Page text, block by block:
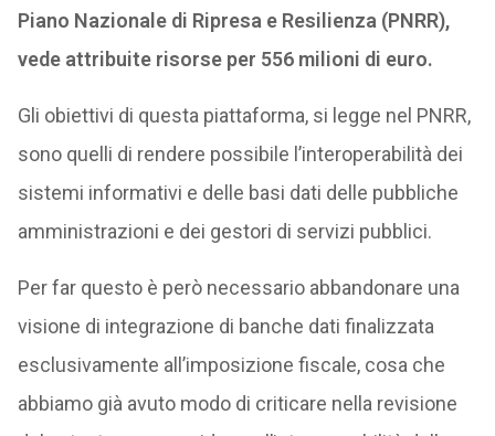
Piano Nazionale di Ripresa e Resilienza (PNRR),
vede attribuite risorse per 556 milioni di euro.
Gli obiettivi di questa piattaforma, si legge nel PNRR,
sono quelli di rendere possibile l’interoperabilità dei
sistemi informativi e delle basi dati delle pubbliche
amministrazioni e dei gestori di servizi pubblici.
Per far questo è però necessario abbandonare una
visione di integrazione di banche dati finalizzata
esclusivamente all’imposizione fiscale, cosa che
abbiamo già avuto modo di criticare nella revisione